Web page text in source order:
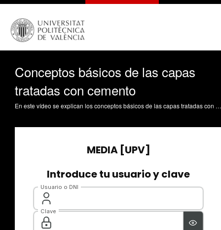
Conceptos básicos de las capas
tratadas con cemento
En este vídeo se explican los conceptos básicos de las capas tratadas con cemento en la construcción de carreteras. Pérez Zuriaga, AM. (2021). Conceptos básicos de las capas tratadas con cemento. https://riunet.upv.es/handle/10251/158701 DER